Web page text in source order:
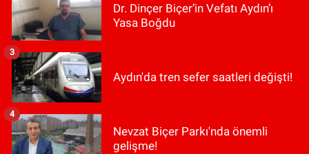
Dr. Dinçer Biçer’in Vefatı Aydın’ı
Yasa Boğdu
Aydın'da tren sefer saatleri değişti!
3
Nevzat Biçer Parkı'nda önemli
gelişme!
4